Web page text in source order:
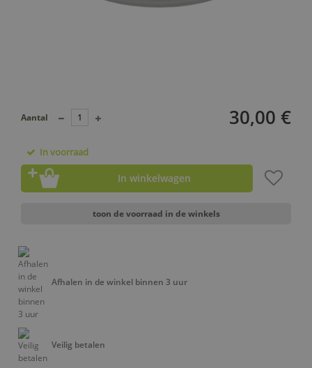
30,00 €
Aantal
In voorraad
In winkelwagen
toon de voorraad in de winkels
Afhalen in de winkel binnen 3 uur
Veilig betalen